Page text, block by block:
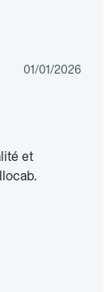
01/01/2026
et